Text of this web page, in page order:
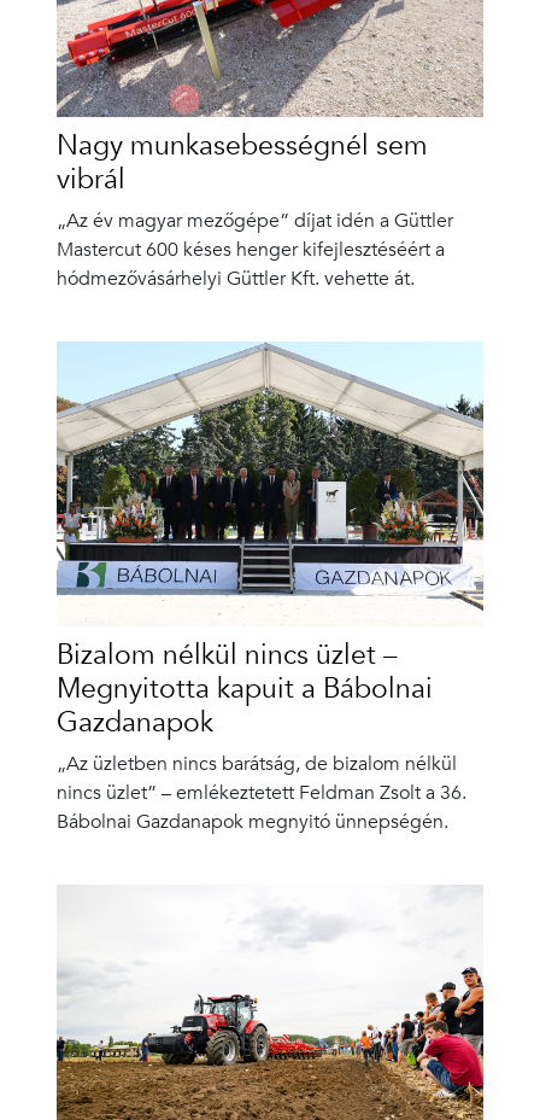
Nagy munkasebességnél sem
vibrál
„Az év magyar mezőgépe” díjat idén a Güttler
Mastercut 600 késes henger kifejlesztéséért a
hódmezővásárhelyi Güttler Kft. vehette át.
Bizalom nélkül nincs üzlet –
Megnyitotta kapuit a Bábolnai
Gazdanapok
„Az üzletben nincs barátság, de bizalom nélkül
nincs üzlet” – emlékeztetett Feldman Zsolt a 36.
Bábolnai Gazdanapok megnyitó ünnepségén.